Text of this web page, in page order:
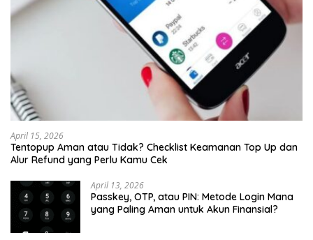
April 15, 2026
Tentopup Aman atau Tidak? Checklist Keamanan Top Up dan
Alur Refund yang Perlu Kamu Cek
April 13, 2026
Passkey, OTP, atau PIN: Metode Login Mana
yang Paling Aman untuk Akun Finansial?